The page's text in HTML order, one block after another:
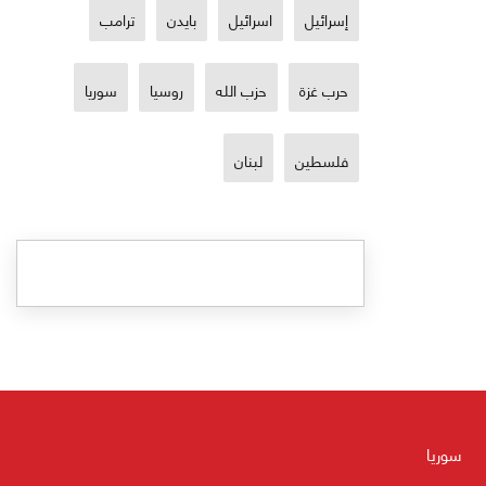
إسرائيل اسرائيل بايدن ترامب
حرب غزة حزب الله روسيا سوريا
فلسطين لبنان
سوريا